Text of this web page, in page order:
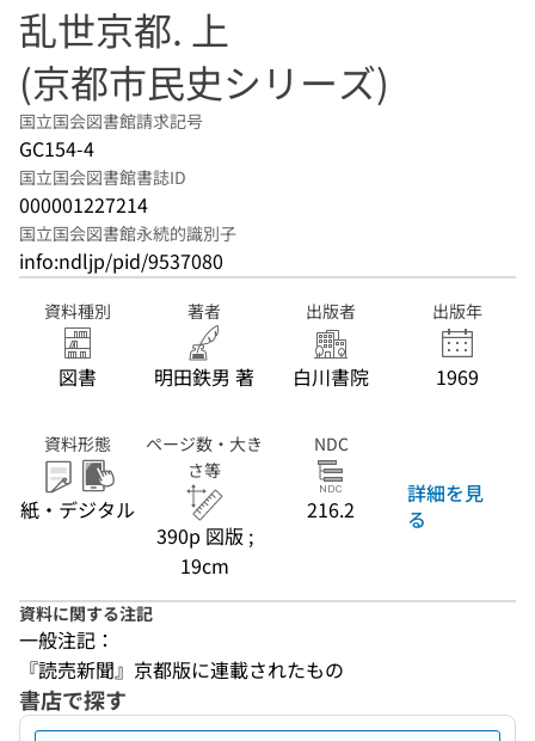
乱世京都. 上
(京都市民史シリーズ)
国立国会図書館請求記号
GC154-4
国立国会図書館書誌ID
000001227214
国立国会図書館永続的識別子
info:ndljp/pid/9537080
資料種別
図書
著者
明田鉄男 著
出版者
白川書院
出版年
1969
資料形態
紙・デジタル
ページ数・大き
さ等
390p 図版 ;
19cm
NDC
216.2
詳細を見
る
資料に関する注記
一般注記：
『読売新聞』京都版に連載されたもの
書店で探す